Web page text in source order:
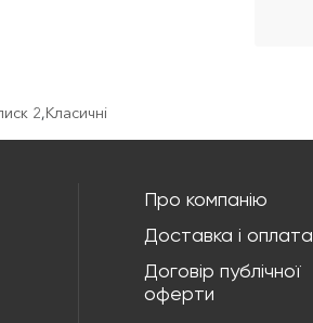
2,Класичні
Про компанію
Доставка і оплата
Договір публічної
оферти